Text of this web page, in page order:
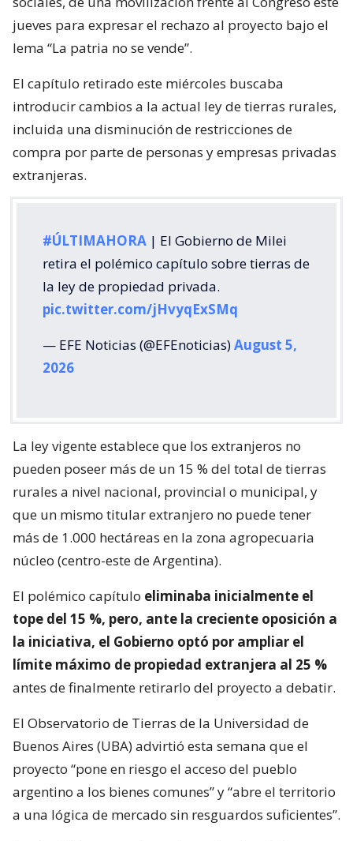
jueves para expresar el rechazo al proyecto bajo el
lema “La patria no se vende”.
El capítulo retirado este miércoles buscaba
introducir cambios a la actual ley de tierras rurales,
incluida una disminución de restricciones de
compra por parte de personas y empresas privadas
extranjeras.
#ÚLTIMAHORA | El Gobierno de Milei
retira el polémico capítulo sobre tierras de
la ley de propiedad privada.
pic.twitter.com/jHvyqExSMq
— EFE Noticias (@EFEnoticias)August 5,
2026
La ley vigente establece que los extranjeros no
pueden poseer más de un 15 % del total de tierras
rurales a nivel nacional, provincial o municipal, y
que un mismo titular extranjero no puede tener
más de 1.000 hectáreas en la zona agropecuaria
núcleo (centro-este de Argentina).
El polémico capítulo eliminaba inicialmente el
tope del 15 %, pero, ante la creciente oposición a
la iniciativa, el Gobierno optó por ampliar el
límite máximo de propiedad extranjera al 25 %
antes de finalmente retirarlo del proyecto a debatir.
El Observatorio de Tierras de la Universidad de
Buenos Aires (UBA) advirtió esta semana que el
proyecto “pone en riesgo el acceso del pueblo
argentino a los bienes comunes” y “abre el territorio
a una lógica de mercado sin resguardos suficientes”.